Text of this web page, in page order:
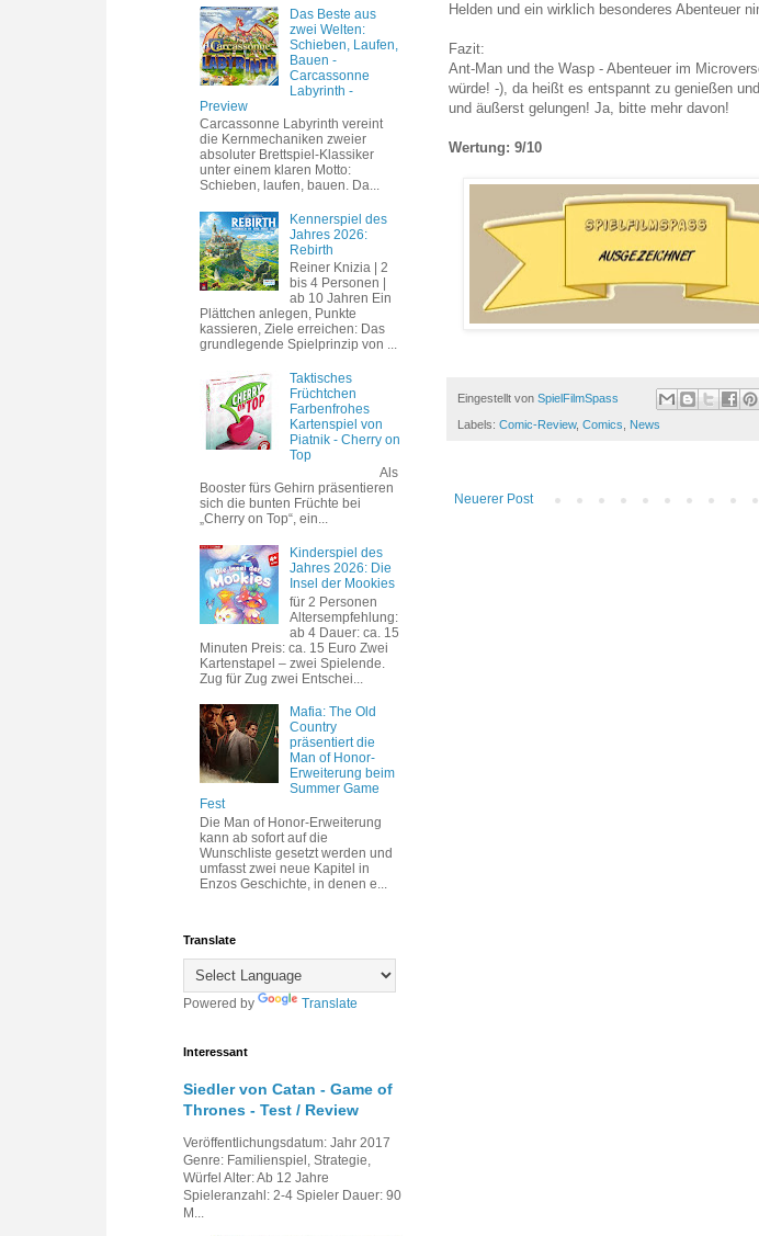
Helden und ein wirklich besonderes Abenteuer
Fazit:
Ant-Man und the Wasp - Abenteuer im
würde! -), da heißt es entspannt zu genießen
und äußerst gelungen! Ja, bitte mehr davon!
Wertung: 9/10
Eingestellt von SpielFilmSpass
Labels: Comic-Review, Comics, News
Neuerer Post
Das Beste aus
zwei Welten:
Schieben, Laufen,
Bauen -
Carcassonne
Labyrinth -
Preview
Carcassonne Labyrinth vereint
die Kernmechaniken zweier
absoluter Brettspiel-Klassiker
unter einem klaren Motto:
Schieben, laufen, bauen. Da...
Kennerspiel des
Jahres 2026:
Rebirth
Reiner Knizia | 2
bis 4 Personen |
ab 10 Jahren Ein
Plättchen anlegen, Punkte
kassieren, Ziele erreichen: Das
grundlegende Spielprinzip von ...
Taktisches
Früchtchen
Farbenfrohes
Kartenspiel von
Piatnik - Cherry on
Top
Als
Booster fürs Gehirn präsentieren
sich die bunten Früchte bei
„Cherry on Top“, ein...
Kinderspiel des
Jahres 2026: Die
Insel der Mookies
für 2 Personen
Altersempfehlung:
ab 4 Dauer: ca. 15
Minuten Preis: ca. 15 Euro Zwei
Kartenstapel – zwei Spielende.
Zug für Zug zwei Entschei...
Mafia: The Old
Country
präsentiert die
Man of Honor-
Erweiterung beim
Summer Game
Fest
Die Man of Honor-Erweiterung
kann ab sofort auf die
Wunschliste gesetzt werden und
umfasst zwei neue Kapitel in
Enzos Geschichte, in denen e...
Translate
Powered by Translate
Interessant
Siedler von Catan - Game of
Thrones - Test / Review
Veröffentlichungsdatum: Jahr 2017
Genre: Familienspiel, Strategie,
Würfel Alter: Ab 12 Jahre
Spieleranzahl: 2-4 Spieler Dauer: 90
M...